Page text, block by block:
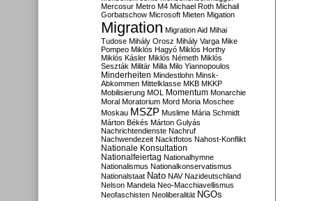
Mercosur Metro M4 Michael Roth Michail
Gorbatschow Microsoft Mieten Migation
Migration Migration Aid Mihai
Tudose Mihály Orosz Mihály Varga Mike
Pompeo Miklós Hagyó Miklós Horthy
Miklós Kásler Miklós Németh Miklós
Seszták Militär Milla Milo Yiannopoulos
Minderheiten Mindestlohn Minsk-
Abkommen Mittelklasse MKB MKKP
Mobilisierung MOL Momentum Monarchie
Moral Moratorium Mord Moria Moschee
Moskau MSZP Muslime Mária Schmidt
Márton Békés Márton Gulyás
Nachrichtendienste Nachruf
Nachwendezeit Nacktfotos Nahost-Konflikt
Nationale Konsultation
Nationalfeiertag Nationalhymne
Nationalismus Nationalkonservatismus
Nationalstaat Nato NAV Nazideutschland
Nelson Mandela Neo-Macchiavellismus
Neofaschisten Neoliberalität NGOs